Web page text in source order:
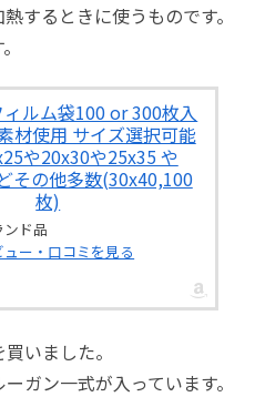
するときに使うものです。
ルム袋100 or 300枚入
材使用 サイズ選択可能
や20x30や25x35 や
その他多数(30x40,100
枚)
ンド品
ー・口コミを見る
いました。
ガン一式が入っています。